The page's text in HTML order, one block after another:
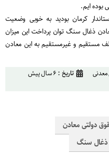
بوده ایم.
کرمان بودید به خوبی وضعیت
ذغال سنگ توان پرداخت این میزان
مستقیم و غیرمستقیم به این معادن
تاریخ : ۶ سال پیش
دولتی معادن
ذغال سنگ